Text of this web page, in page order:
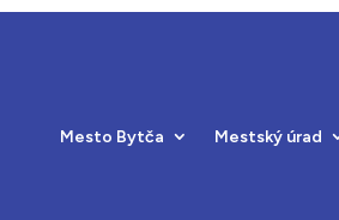
Mesto Bytča Mestský úrad